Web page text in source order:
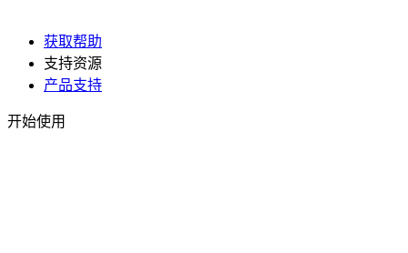
获取帮助
支持资源
产品支持
开始使用